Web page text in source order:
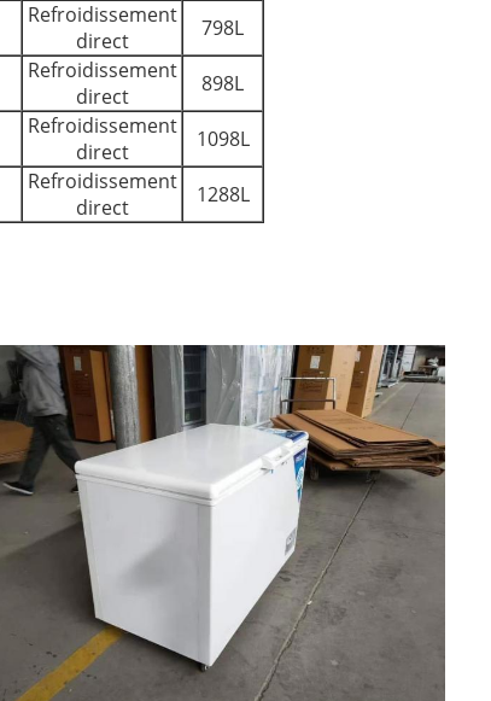
Laisser un message
vous rappellerons bientôt!
Refroidissement
direct
798L
Refroidissement
direct
898L
Refroidissement
direct
1098L
Refroidissement
direct
1288L